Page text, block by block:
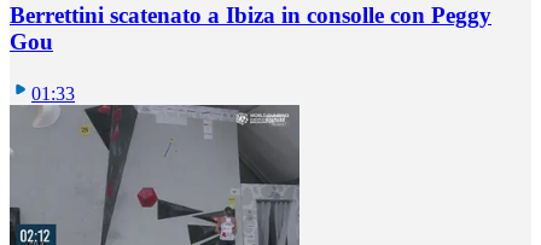
Berrettini scatenato a Ibiza in consolle con Peggy
Gou
01:33